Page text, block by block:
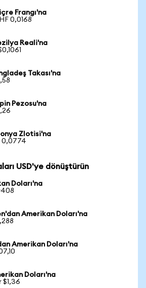
Frangı'na
0,0168
Reali'na
Takası'na
Pezosu'na
Zlotisi'na
0,0774
USD'ye dönüştürün
Doları'na
Amerikan Doları'na
Amerikan Doları'na
Doları'na
$1,36